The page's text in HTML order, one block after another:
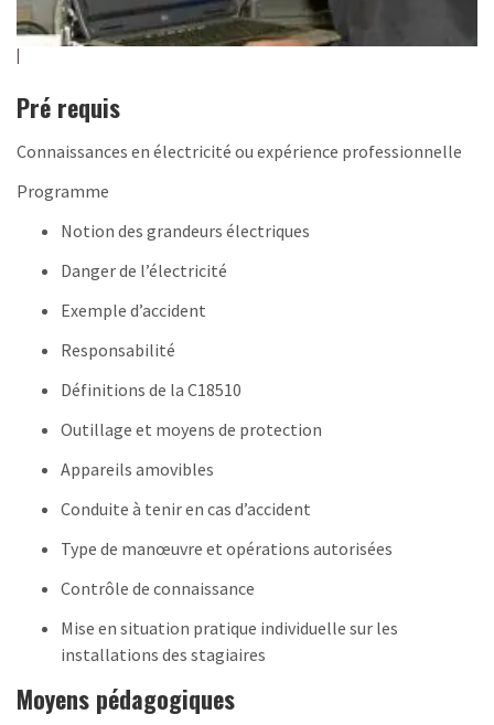
Pré requis
Connaissances en électricité ou expérience professionnelle
Programme
Notion des grandeurs électriques
Danger de l’électricité
Exemple d’accident
Responsabilité
Définitions de la C18510
Outillage et moyens de protection
Appareils amovibles
Conduite à tenir en cas d’accident
Type de manœuvre et opérations autorisées
Contrôle de connaissance
Mise en situation pratique individuelle sur les
installations des stagiaires
Moyens pédagogiques